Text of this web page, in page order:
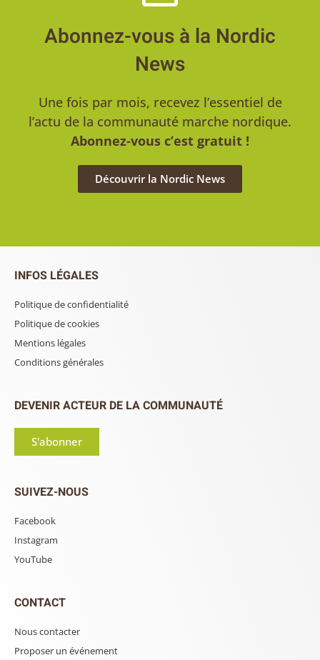
Abonnez-vous à la Nordic
News
Une fois par mois, recevez l’essentiel de
l’actu de la communauté marche nordique.
Abonnez-vous c’est gratuit !
Découvrir la Nordic News
INFOS LÉGALES
Politique de confidentialité
Politique de cookies
Mentions légales
Conditions générales
DEVENIR ACTEUR DE LA COMMUNAUTÉ
S'abonner
SUIVEZ-NOUS
Facebook
Instagram
YouTube
CONTACT
Nous contacter
Proposer un événement